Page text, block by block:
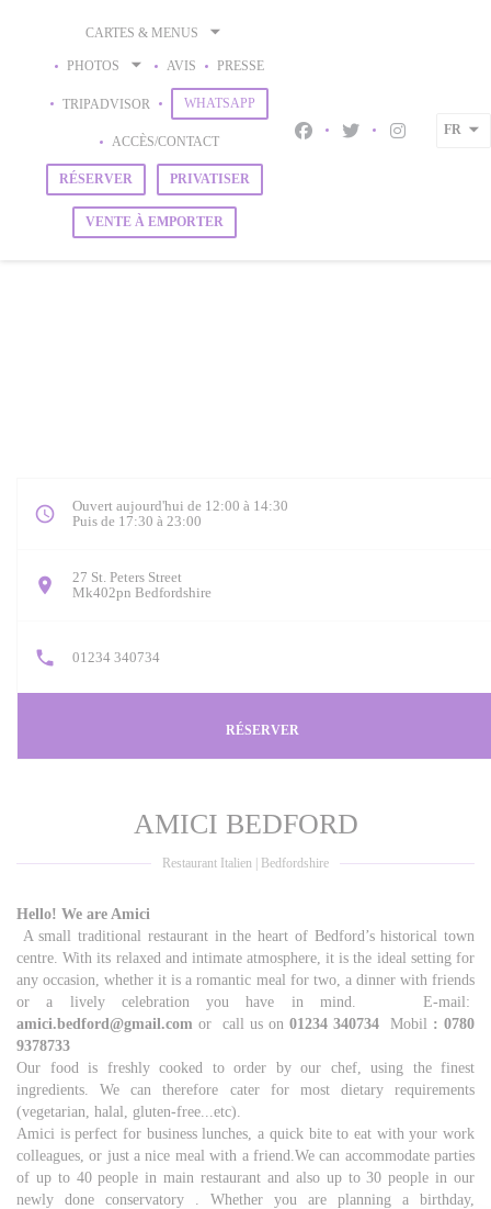
CARTES & MENUS
PHOTOS AVIS PRESSE
TRIPADVISOR((OUVRE UNE NOUVELLE FENÊTRE))
WHATSAPP((OUVRE UNE NOUVELLE FENÊTRE))
ACCÈS/CONTACT
RÉSERVER PRIVATISER
VENTE À EMPORTER
Facebook ((ouvre une
Twitter ((ouvre une
Instagram
FR
Ouvert aujourd'hui de 12:00 à 14:30
Puis de 17:30 à 23:00
27 St. Peters Street
Mk402pn Bedfordshire
01234 340734
RÉSERVER
AMICI BEDFORD
Restaurant Italien Bedfordshire
Hello! We are Amici
A small traditional restaurant in the heart of Bedford’s historical town
centre. With its relaxed and intimate atmosphere, it is the ideal setting for
any occasion, whether it is a romantic meal for two, a dinner with friends
or a lively celebration you have in mind. E-mail:
amici.bedford@gmail.com or call us on 01234 340734 Mobil : 0780
9378733
Our food is freshly cooked to order by our chef, using the finest
ingredients. We can therefore cater for most dietary requirements
(vegetarian, halal, gluten-free...etc).
Amici is perfect for business lunches, a quick bite to eat with your work
colleagues, or just a nice meal with a friend.We can accommodate parties
of up to 40 people in main restaurant and also up to 30 people in our
newly done conservatory . Whether you are planning a birthday,